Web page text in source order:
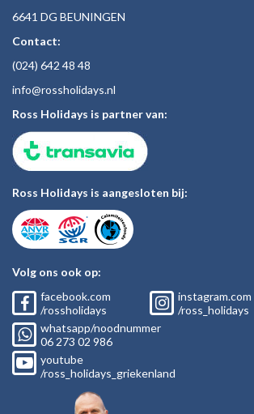
6641 DG BEUNINGEN
Contact:
(024) 642 48 48
info@rossholidays.nl
Ross Holidays is partner van:
Ross Holidays is aangesloten bij:
Volg ons ook op:
facebook.com
/rossholidays
instagram.com
/ross_holidays
whatsapp/noodnummer
06 273 02 986
youtube
/ross_holidays_griekenland